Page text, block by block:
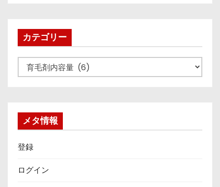
ブカテゴリー
テ
メタ情報
登録
ログイン